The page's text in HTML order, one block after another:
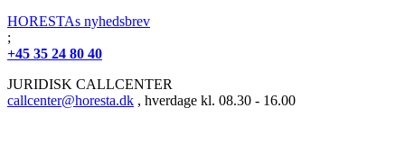
HORESTAs nyhedsbrev
;
+45 35 24 80 40
JURIDISK CALLCENTER
callcenter@horesta.dk , hverdage kl. 08.30 - 16.00